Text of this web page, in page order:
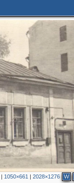
| 1050×661 |2028×1276 W